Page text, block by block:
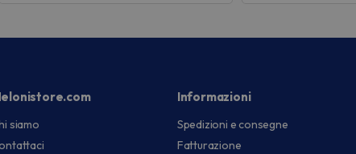
siamo
Informazioni
Spedizioni e consegne
Fatturazione